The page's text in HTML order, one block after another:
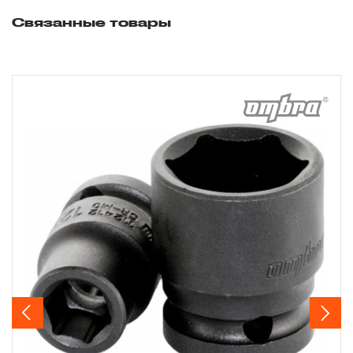
дефект, обнаруженный или возникший в результате
при его производстве и делающий невозможным
использование инструмента, за исключением тех групп
инструмента, которые перечислены в п. 3.4.
3.2 Производитель гарантирует бесперебойное
функционирование изделий торговой марки THORVIK® в
течение ДЕСЯТИ лет с начала эксплуатации всех типов
инструмента, за исключением тех групп инструмента,
перечислены в п. 3.4.
3.3 На изделия торговой марки CARBON®
понятие «ограниченной гарантии», в ДВЕНАДЦАТЬ
начала эксплуатации всех типов инструмента, которые
перечислены в п.3.4
Связанные товары
Previous Next